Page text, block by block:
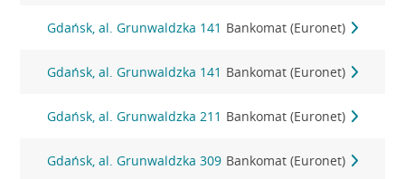
Gdańsk, al. Grunwaldzka 141 Bankomat (Euronet)
Gdańsk, al. Grunwaldzka 141 Bankomat (Euronet)
Gdańsk, al. Grunwaldzka 211 Bankomat (Euronet)
Gdańsk, al. Grunwaldzka 309 Bankomat (Euronet)